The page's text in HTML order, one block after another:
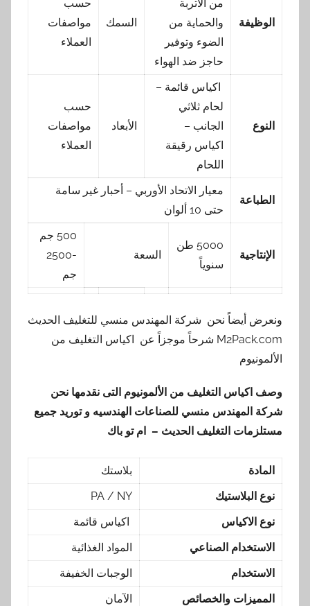
الوظيفة
من الأتربة
والحماية من
الضوء وتوفير
حاجز ضد الهواء
السمك
حسب
مواصفات
العملاء
النوع
اكياس قائمة –
لحام ثلاثي
الجانب –
اكياس رقيقة
اللحام
الأبعاد
حسب
مواصفات
العملاء
الطباعة
معيار الاتحاد الأوربي – أحبار غير سامة
حتى 10 ألوان
الإنتاجية
5000 طن
سنوياً
السعة
500 جم
-2500
جم
ونعرض أيضاً نحن شركة المهندس منسي للتغليف الحديث
M2Pack.com شرحاً موجزاً عن اكياس التغليف من
الألمونيوم
وصف اكياس التغليف من الألمونيوم التى نقدمها نحن
شركة المهندس منسي للصناعات الهندسيه و توريد جميع
مستلزمات التغليف الحديث – ام تو باك
المادة
بلاستك
نوع البلاستيك
PA / NY
نوع الاكياس
اكياس قائمة
الاستخدام الصناعي
المواد الغذائية
الاستخدام
الوجبات الخفيفة
المميزات والخصائص
الآمان